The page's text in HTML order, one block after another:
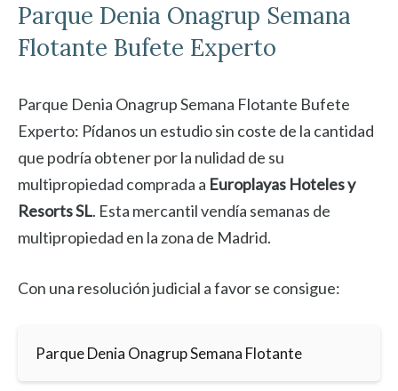
Parque Denia Onagrup Semana
Flotante Bufete Experto
Parque Denia Onagrup Semana Flotante Bufete
Experto: Pídanos un estudio sin coste de la cantidad
que podría obtener por la nulidad de su
multipropiedad comprada a Europlayas Hoteles y
Resorts SL. Esta mercantil vendía semanas de
multipropiedad en la zona de Madrid.
Con una resolución judicial a favor se consigue:
Parque Denia Onagrup Semana Flotante